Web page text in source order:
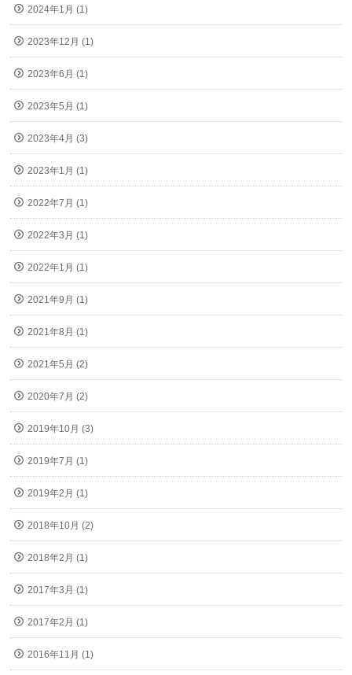
2024年1月 (1)
2023年12月 (1)
2023年6月 (1)
2023年5月 (1)
2023年4月 (3)
2023年1月 (1)
2022年7月 (1)
2022年3月 (1)
2022年1月 (1)
2021年9月 (1)
2021年8月 (1)
2021年5月 (2)
2020年7月 (2)
2019年10月 (3)
2019年7月 (1)
2019年2月 (1)
2018年10月 (2)
2018年2月 (1)
2017年3月 (1)
2017年2月 (1)
2016年11月 (1)